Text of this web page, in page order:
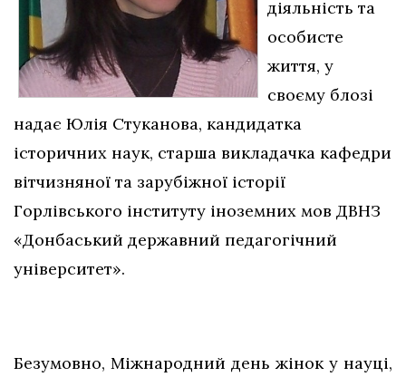
діяльність та
особисте
життя, у
своєму блозі
надає Юлія Стуканова, кандидатка
історичних наук, старша викладачка кафедри
вітчизняної та зарубіжної історії
Горлівського інституту іноземних мов ДВНЗ
«Донбаський державний педагогічний
університет».
Безумовно, Міжнародний день жінок у науці,